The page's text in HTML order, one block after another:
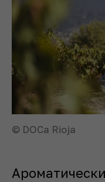
© DOCa Rioja